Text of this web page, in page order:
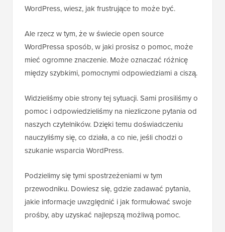
WordPress, wiesz, jak frustrujące to może być.
Ale rzecz w tym, że w świecie open source
WordPressa sposób, w jaki prosisz o pomoc, może
mieć ogromne znaczenie. Może oznaczać różnicę
między szybkimi, pomocnymi odpowiedziami a ciszą.
Widzieliśmy obie strony tej sytuacji. Sami prosiliśmy o
pomoc i odpowiedzieliśmy na niezliczone pytania od
naszych czytelników. Dzięki temu doświadczeniu
nauczyliśmy się, co działa, a co nie, jeśli chodzi o
szukanie wsparcia WordPress.
Podzielimy się tymi spostrzeżeniami w tym
przewodniku. Dowiesz się, gdzie zadawać pytania,
jakie informacje uwzględnić i jak formułować swoje
prośby, aby uzyskać najlepszą możliwą pomoc.